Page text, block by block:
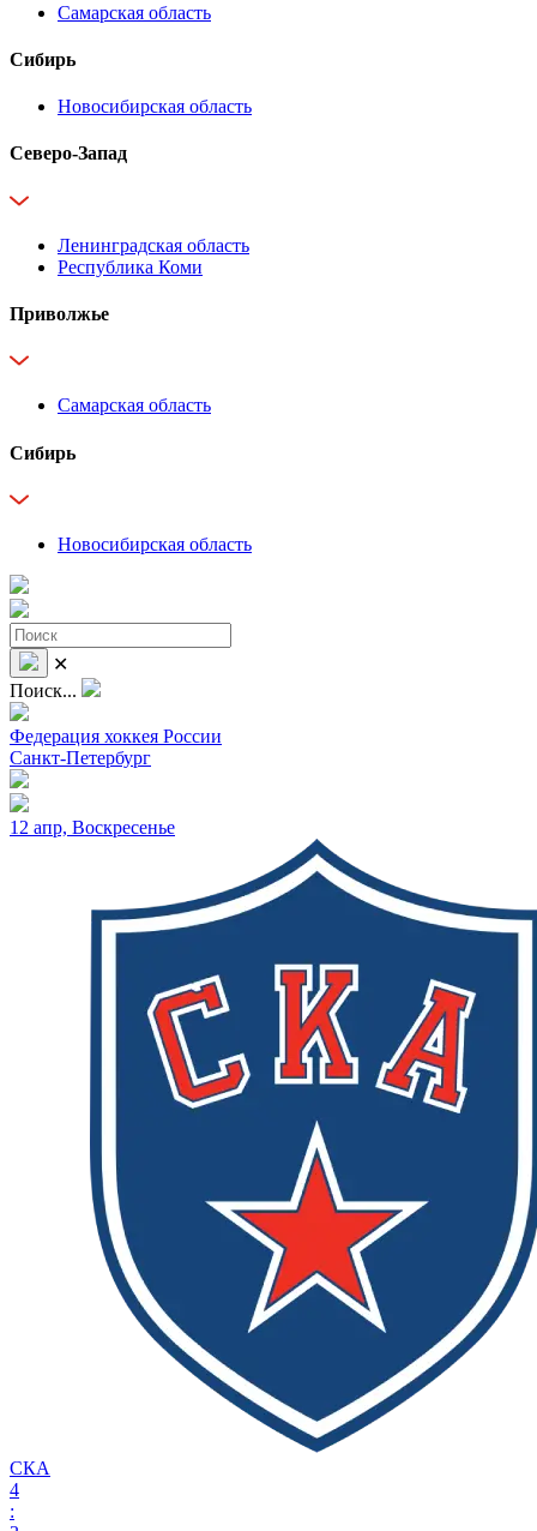
Самарская область
Сибирь
Новосибирская область
Северо-Запад
Ленинградская область
Республика Коми
Приволжье
Самарская область
Сибирь
Новосибирская область
✕
Поиск...
Федерация хоккея России
Санкт-Петербург
12 апр, Воскресенье
СКА
4
: